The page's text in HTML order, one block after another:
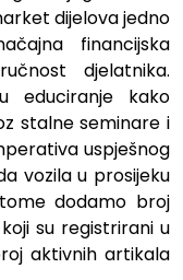
dijelova jedno
financijska
djelatnika.
educiranje kako
stalne seminare i
uspješnog
vozila u prosijeku
dodamo broj
su registrirani u
aktivnih artikala